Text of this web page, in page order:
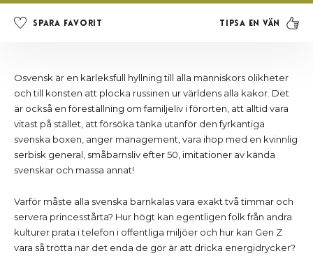
Spara favorit Tipsa en vän
Osvensk är en kärleksfull hyllning till alla människors olikheter
och till konsten att plocka russinen ur världens alla kakor. Det
är också en föreställning om familjeliv i förorten, att alltid vara
vitast på stället, att försöka tänka utanför den fyrkantiga
svenska boxen, anger management, vara ihop med en kvinnlig
serbisk general, småbarnsliv efter 50, imitationer av kända
svenskar och massa annat!
Varför måste alla svenska barnkalas vara exakt två timmar och
servera princesstårta? Hur högt kan egentligen folk från andra
kulturer prata i telefon i offentliga miljöer och hur kan Gen Z
vara så trötta när det enda de gör är att dricka energidrycker?